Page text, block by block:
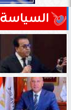
السياسة